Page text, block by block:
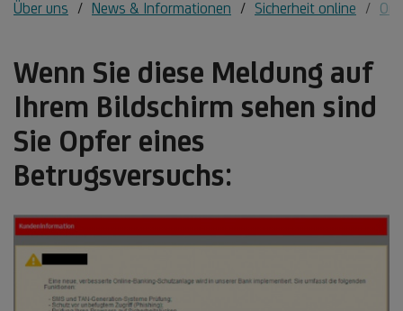
Über uns News & Informationen Sicherheit online
Wenn Sie diese Meldung auf
Ihrem Bildschirm sehen sind
Sie Opfer eines
Betrugsversuchs: